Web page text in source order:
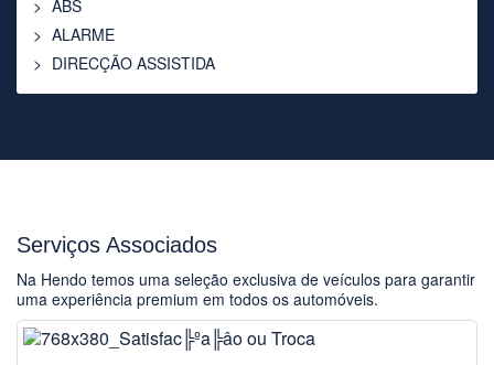
ABS
ALARME
DIRECÇÃO ASSISTIDA
Serviços Associados
Na Hendo temos uma seleção exclusiva de veículos para garantir
uma experiência premium em todos os automóveis.